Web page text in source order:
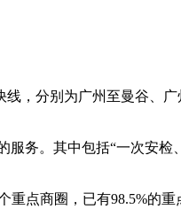
，分别为广州至曼谷、
服务。其中包括“一次安检
重点商圈，已有98.5%的重